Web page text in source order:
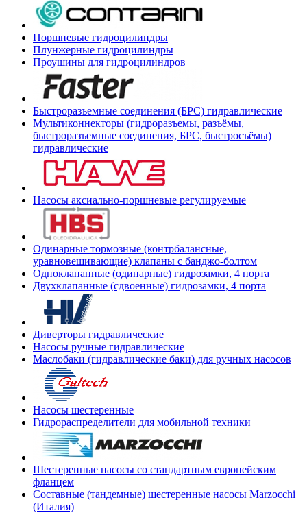
Поршневые гидроцилиндры
Плунжерные гидроцилиндры
Проушины для гидроцилиндров
Быстроразъемные соединения (БРС) гидравлические
Мультиконнекторы (гидроразъемы, разъёмы,
быстроразъемные соединения, БРС, быстросъёмы)
гидравлические
Насосы аксиально-поршневые регулируемые
Одинарные тормозные (контрбалансные,
уравновешивающие) клапаны с банджо-болтом
Одноклапанные (одинарные) гидрозамки, 4 порта
Двухклапанные (сдвоенные) гидрозамки, 4 порта
Диверторы гидравлические
Насосы ручные гидравлические
Маслобаки (гидравлические баки) для ручных насосов
Насосы шестеренные
Гидрораспределители для мобильной техники
Шестеренные насосы со стандартным европейским
фланцем
Составные (тандемные) шестеренные насосы Marzocchi
(Италия)